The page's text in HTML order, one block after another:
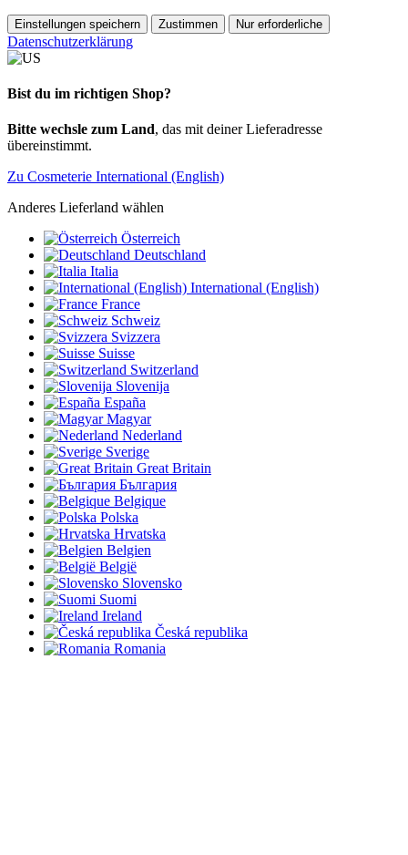
Einstellungen speichern Zustimmen Nur erforderliche
Datenschutzerklärung
Bist du im richtigen Shop?
Bitte wechsle zum Land, das mit deiner Lieferadresse
übereinstimmt.
Zu Cosmeterie International (English)
Anderes Lieferland wählen
Österreich
Deutschland
Italia
International (English)
France
Schweiz
Svizzera
Suisse
Switzerland
Slovenija
España
Magyar
Nederland
Sverige
Great Britain
България
Belgique
Polska
Hrvatska
Belgien
België
Slovensko
Suomi
Ireland
Česká republika
Romania